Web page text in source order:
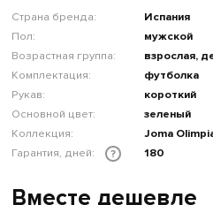
Страна бренда:
Испания
Пол:
мужской
Возрастная группа:
взрослая,
Комплектация:
футболка
Рукав:
короткий
Основной цвет:
зеленый
Коллекция:
Joma
Гарантия, дней:
? 180
Вместе дешевле